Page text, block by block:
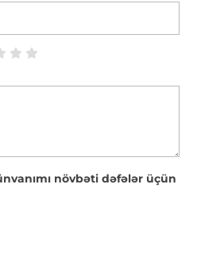
növbəti dəfələr üçün